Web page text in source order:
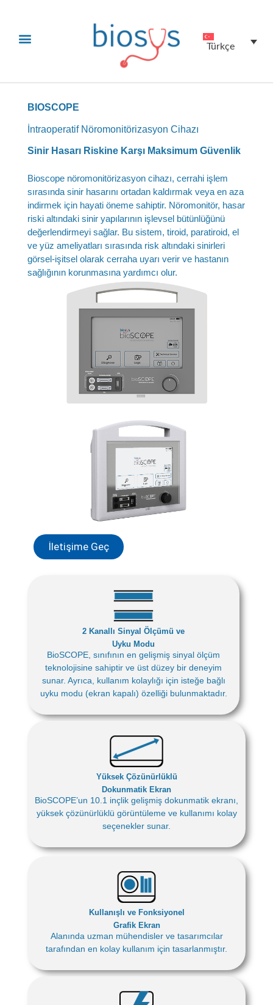
Türkçe
BIOSCOPE
İntraoperatif Nöromonitörizasyon Cihazı
Sinir Hasarı Riskine Karşı Maksimum Güvenlik
Bioscope nöromonitörizasyon cihazı, cerrahi işlem
sırasında sinir hasarını ortadan kaldırmak veya en aza
indirmek için hayati öneme sahiptir. Nöromonitör, hasar
riski altındaki sinir yapılarının işlevsel bütünlüğünü
değerlendirmeyi sağlar. Bu sistem, tiroid, paratiroid, el
ve yüz ameliyatları sırasında risk altındaki sinirleri
görsel-işitsel olarak cerraha uyarı verir ve hastanın
sağlığının korunmasına yardımcı olur.
İletişime Geç
2 Kanallı Sinyal Ölçümü ve
Uyku Modu
BioSCOPE, sınıfının en gelişmiş sinyal ölçüm
teknolojisine sahiptir ve üst düzey bir deneyim
sunar. Ayrıca, kullanım kolaylığı için isteğe bağlı
uyku modu (ekran kapalı) özelliği bulunmaktadır.
Yüksek Çözünürlüklü
Dokunmatik Ekran
BioSCOPE’un 10.1 inçlik gelişmiş dokunmatik ekranı,
yüksek çözünürlüklü görüntüleme ve kullanımı kolay
seçenekler sunar.
Kullanışlı ve Fonksiyonel
Grafik Ekran
Alanında uzman mühendisler ve tasarımcılar
tarafından en kolay kullanım için tasarlanmıştır.